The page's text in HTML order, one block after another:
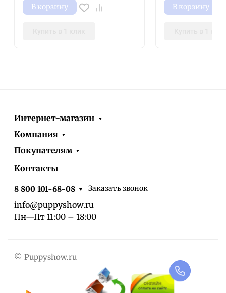
В корзину В корзину
Интернет-магазин
Компания
Покупателям
Контакты
8 800 101-68-08 Заказать звонок
info@puppyshow.ru
Пн—Пт 11:00 – 18:00
© Puppyshow.ru